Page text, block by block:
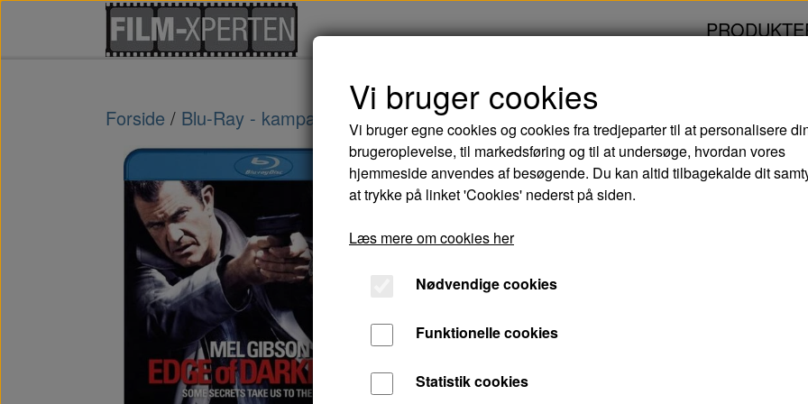
Forside Blu-Ray - kampagne tilbud EDGE OF DARKNESS - BLURAY
EDGE OF
44,00 kr.
Edge of Darkness er en følelsesladet thriller
Thomas Craven (Mel Gibson) er en
Vi bruger cookies
Vi bruger egne cookies og cookies fra tredjeparter til at personalisere
brugeroplevelse, til markedsføring og til at undersøge, hvordan vores
hjemmeside anvendes af besøgende. Du kan altid tilbagekalde dit
at trykke på linket 'Cookies' nederst på siden.
Læs mere om cookies her
Nødvendige cookies
Funktionelle cookies
Statistik cookies